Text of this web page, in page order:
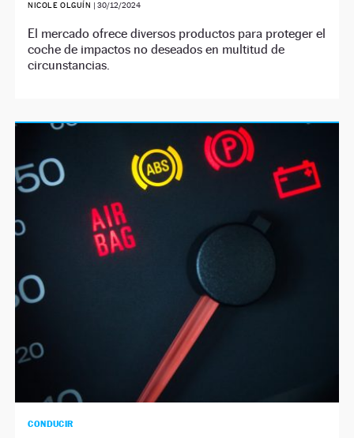
NICOLE OLGUÍN |30/12/2024
El mercado ofrece diversos productos para proteger el
coche de impactos no deseados en multitud de
circunstancias.
CONDUCIR